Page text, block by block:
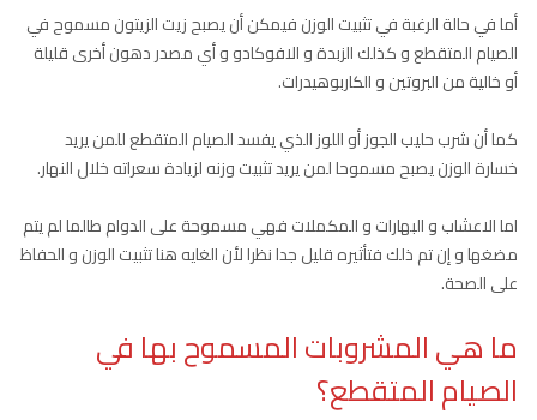
أما في حالة الرغبة في تثبيت الوزن فيمكن أن يصبح زيت الزيتون مسموح في
الصيام المتقطع و كذلك الزبدة و الافوكادو و أي مصدر دهون أخرى قليلة
أو خالية من البروتين و الكاربوهيدرات.
كما أن شرب حليب الجوز أو اللوز الذي يفسد الصيام المتقطع للمن يريد
خسارة الوزن يصبح مسموحا لمن يريد تثبيت وزنه لزيادة سعراته خلال النهار.
اما الاعشاب و البهارات و المكملات فهي مسموحة على الدوام طالما لم يتم
مضغها و إن تم ذلك فتأثيره قليل جدا نظرا لأن الغايه هنا تثبيت الوزن و الحفاظ
على الصحة.
ما هي المشروبات المسموح بها في
الصيام المتقطع؟